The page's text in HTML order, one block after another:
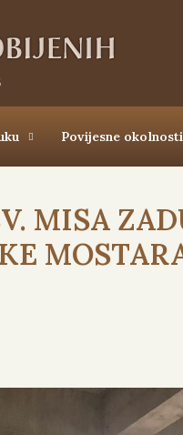
Povijesne okolnosti
MISA